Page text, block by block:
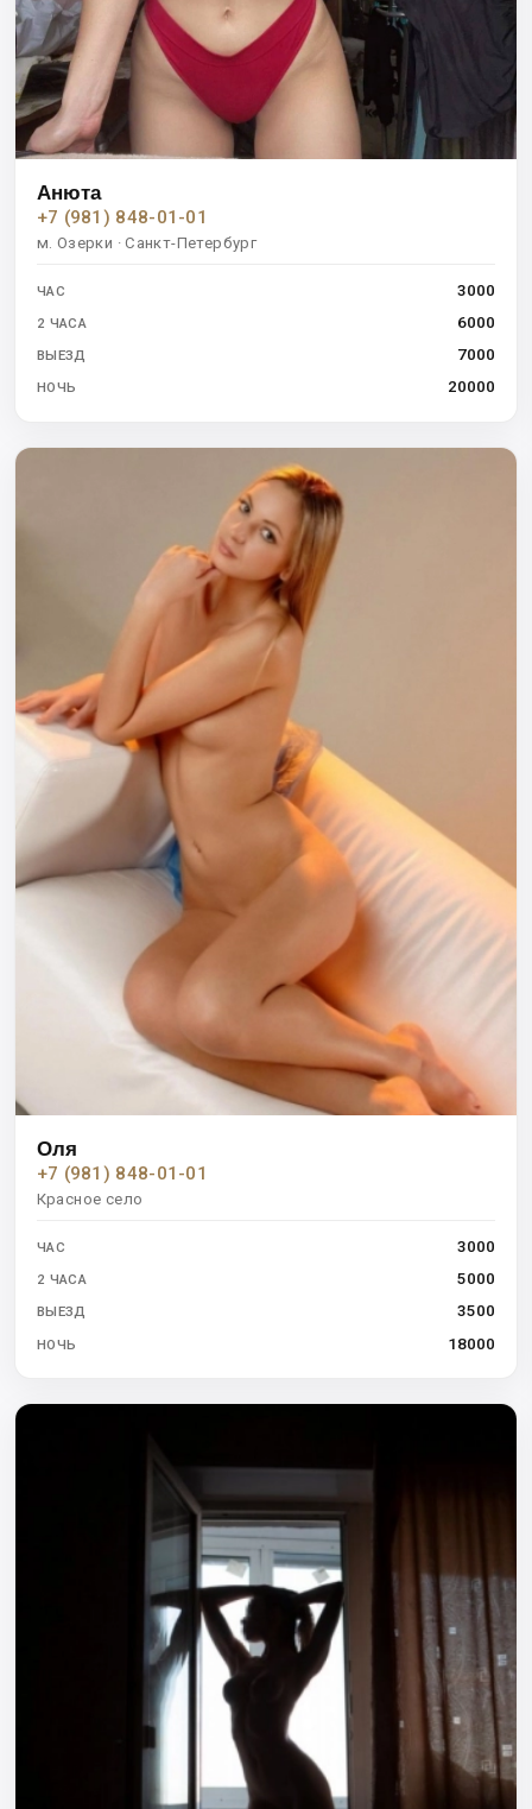
Анюта
+7 (981) 848-01-01
м. Озерки · Санкт-Петербург
ЧАС 3000
2 ЧАСА 6000
ВЫЕЗД 7000
НОЧЬ 20000
Оля
+7 (981) 848-01-01
Красное село
ЧАС 3000
2 ЧАСА 5000
ВЫЕЗД 3500
НОЧЬ 18000